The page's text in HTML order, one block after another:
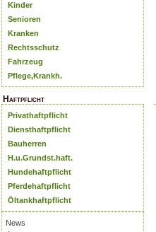
Kinder
Senioren
Kranken
Rechtsschutz
Fahrzeug
Pflege,Krankh.
Haftpflicht
Privathaftpflicht
Diensthaftpflicht
Bauherren
H.u.Grundst.haft.
Hundehaftpflicht
Pferdehaftpflicht
Öltankhaftpflicht
News